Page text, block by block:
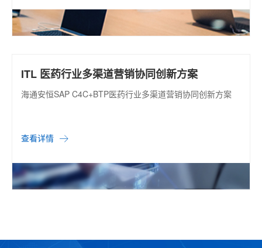
ITL 医药行业多渠道营销协同创新方案
海通安恒SAP C4C+BTP医药行业多渠道营销协同创新方案
查看详情